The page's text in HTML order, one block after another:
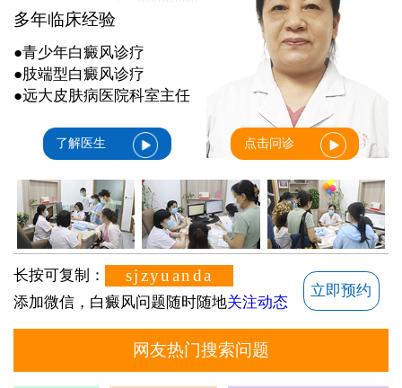
多年临床经验
●青少年白癜风诊疗
●肢端型白癜风诊疗
●远大皮肤病医院科室主任
了解医生 点击问诊
长按可复制： sjzyuanda
添加微信，白癜风问题随时随地关注动态
立即预约
网友热门搜索问题